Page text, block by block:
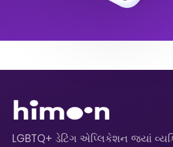
LGBTQ+ ડેટિંગ એપ્લિકેશન જ્યાં